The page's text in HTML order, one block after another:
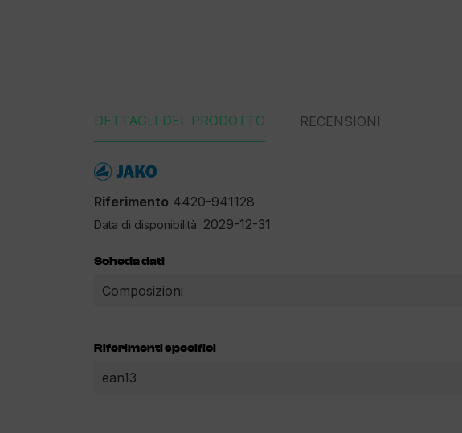
DETTAGLI DEL PRODOTTO RECENSIONI
Riferimento 4420-941128
Data di disponibilità: 2029-12-31
Scheda dati
Composizioni
Riferimenti specifici
ean13